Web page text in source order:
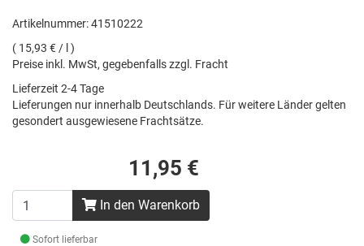
Artikelnummer: 41510222
( 15,93 € / l )
Preise inkl. MwSt, gegebenfalls zzgl. Fracht
Lieferzeit 2-4 Tage
Lieferungen nur innerhalb Deutschlands. Für weitere Länder gelten
gesondert ausgewiesene Frachtsätze.
11,95 €
In den Warenkorb
Sofort lieferbar